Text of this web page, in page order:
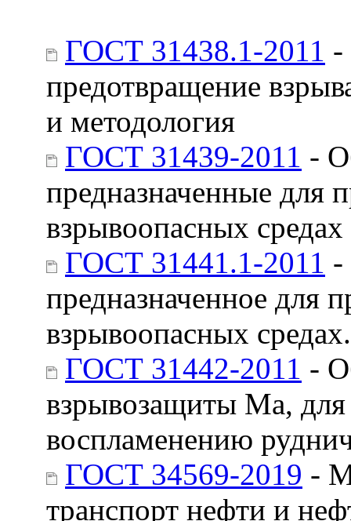
ГОСТ 31438.1-2011 -
предотвращение
и методология
ГОСТ 31439-2011 -
предназначенные для
взрывоопасных
ГОСТ 31441.1-2011 -
предназначенное для
взрывоопасных
ГОСТ 31442-2011 -
взрывозащиты Ма, для
воспламенению
ГОСТ 34569-2019 -
транспорт нефти и